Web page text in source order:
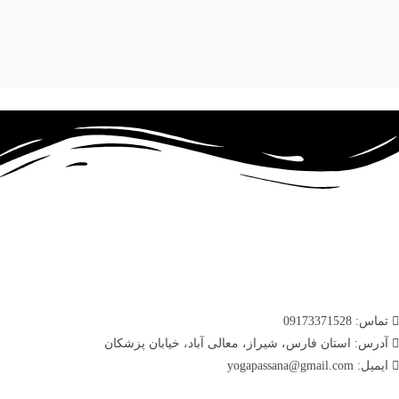
تماس: 09173371528
آدرس: استان فارس، شیراز، معالی آباد، خیابان پزشکان
ایمیل: yogapassana@gmail.com